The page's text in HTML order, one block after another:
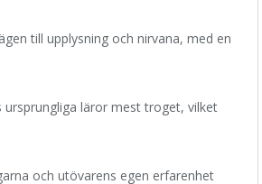
till upplysning och nirvana, med en
läror mest troget, vilket
och utövarens egen erfarenhet